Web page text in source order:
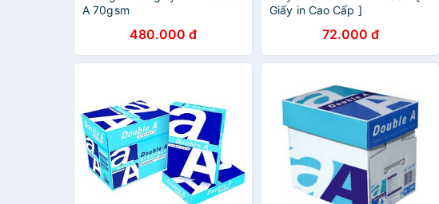
A 70gsm
480.000 đ
Giấy in Cao Cấp ]
72.000 đ